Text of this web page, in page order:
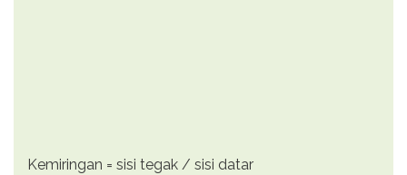
Kemiringan = sisi tegak / sisi datar